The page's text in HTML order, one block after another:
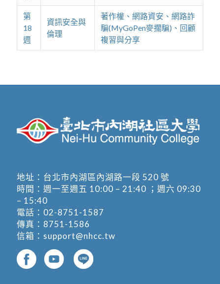
第
18
週
資訊安全與
倫理
著作權、網路資安、網路詐
騙(MyGoPen麥擱騙)、回顧
複習與分享
地址： 台北市內湖區內湖路一段 520 號
時間：週一至週五 10:00 – 21:40 ；週六 09:30
– 15:40
電話： 02-8751-1587
傳真：8751-1586
信箱： support@nhcc.tw